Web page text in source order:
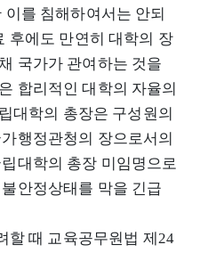
를 침해하여서는 안되
후에도 만연히 대학의 장
국가가 관여하는 것을
합리적인 대학의 자율의
대학의 총장은 구성원의
행정관청의 장으로서의
대학의 총장 미임명으로
안정상태를 막을 긴급
할 때 교육공무원법 제24